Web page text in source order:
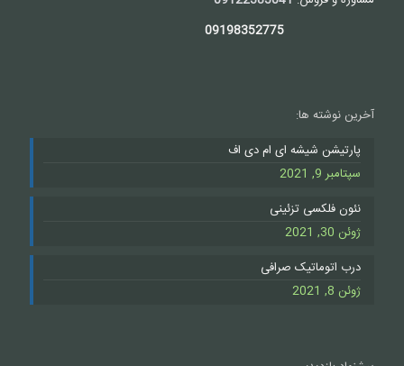
آخرین نوشته ها:
پارتیشن شیشه ای ام دی اف
سپتامبر 9, 2021
نئون فلکسی تزئینی
ژوئن 30, 2021
درب اتوماتیک صرافی
ژوئن 8, 2021